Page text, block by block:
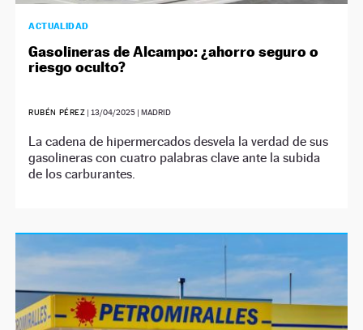
ACTUALIDAD
Gasolineras de Alcampo: ¿ahorro seguro o
riesgo oculto?
RUBÉN PÉREZ |13/04/2025 | MADRID
La cadena de hipermercados desvela la verdad de sus
gasolineras con cuatro palabras clave ante la subida
de los carburantes.